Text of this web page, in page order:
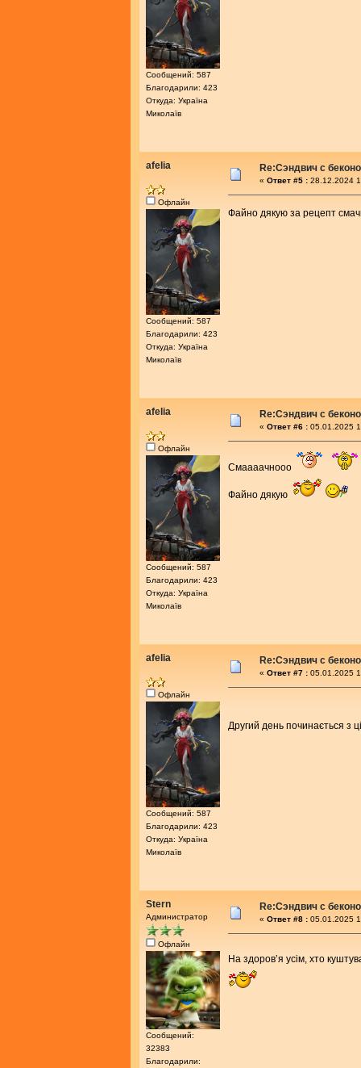
Сообщений: 587
Благодарили: 423
Откуда: Україна
Миколаїв
afelia
Офлайн
Сообщений: 587
Благодарили: 423
Откуда: Україна
Миколаїв
Re:Сэндвич с
« Ответ #5 : 28.12.2024
Файно дякую за рецепт
afelia
Офлайн
Сообщений: 587
Благодарили: 423
Откуда: Україна
Миколаїв
Re:Сэндвич с
« Ответ #6 : 05.01.2025
Смаааачнооо
Файно дякую
afelia
Офлайн
Сообщений: 587
Благодарили: 423
Откуда: Україна
Миколаїв
Re:Сэндвич с
« Ответ #7 : 05.01.2025
Другий день починається з
Stern
Администратор
Офлайн
Сообщений:
32383
Благодарили:
Re:Сэндвич с
« Ответ #8 : 05.01.2025
На здоровʼя усім, хто